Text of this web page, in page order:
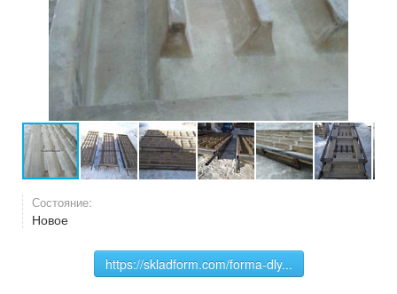
Состояние:
Новое
https://skladform.com/forma-dly...